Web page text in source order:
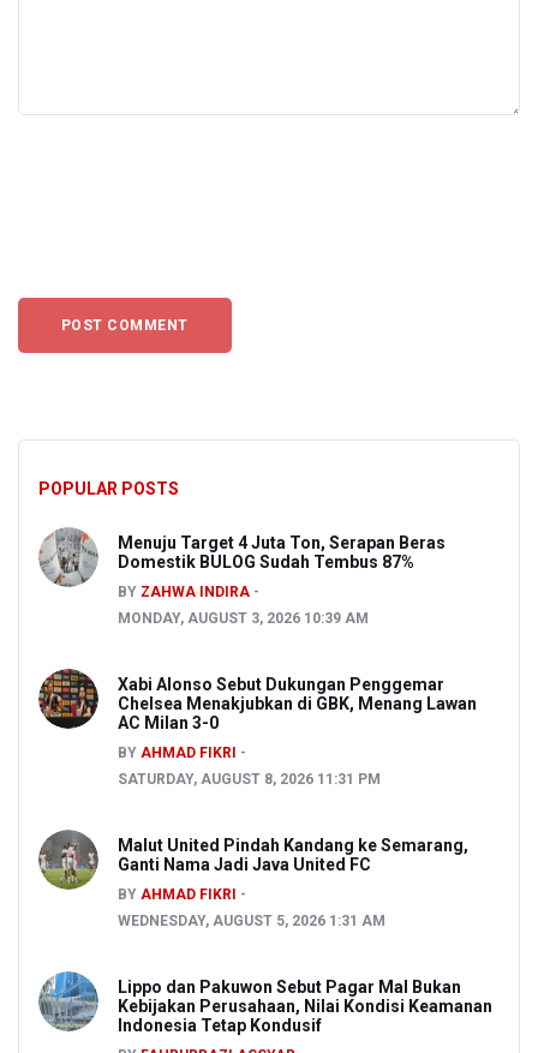
POPULAR POSTS
Menuju Target 4 Juta Ton, Serapan Beras
Domestik BULOG Sudah Tembus 87%
BY ZAHWA INDIRA
MONDAY, AUGUST 3, 2026 10:39 AM
Xabi Alonso Sebut Dukungan Penggemar
Chelsea Menakjubkan di GBK, Menang Lawan
AC Milan 3-0
BY AHMAD FIKRI
SATURDAY, AUGUST 8, 2026 11:31 PM
Malut United Pindah Kandang ke Semarang,
Ganti Nama Jadi Java United FC
BY AHMAD FIKRI
WEDNESDAY, AUGUST 5, 2026 1:31 AM
Lippo dan Pakuwon Sebut Pagar Mal Bukan
Kebijakan Perusahaan, Nilai Kondisi Keamanan
Indonesia Tetap Kondusif